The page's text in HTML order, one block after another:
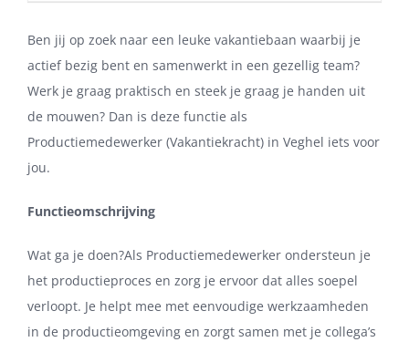
Ben jij op zoek naar een leuke vakantiebaan waarbij je
actief bezig bent en samenwerkt in een gezellig team?
Werk je graag praktisch en steek je graag je handen uit
de mouwen? Dan is deze functie als
Productiemedewerker (Vakantiekracht) in Veghel iets voor
jou.
Functieomschrijving
Wat ga je doen?Als Productiemedewerker ondersteun je
het productieproces en zorg je ervoor dat alles soepel
verloopt. Je helpt mee met eenvoudige werkzaamheden
in de productieomgeving en zorgt samen met je collega’s